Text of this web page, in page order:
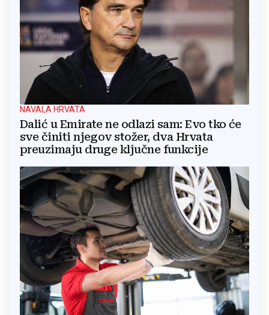
NAVALA HRVATA
Dalić u Emirate ne odlazi sam: Evo tko će
sve činiti njegov stožer, dva Hrvata
preuzimaju druge ključne funkcije